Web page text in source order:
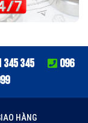
345 345
096
HÀNG